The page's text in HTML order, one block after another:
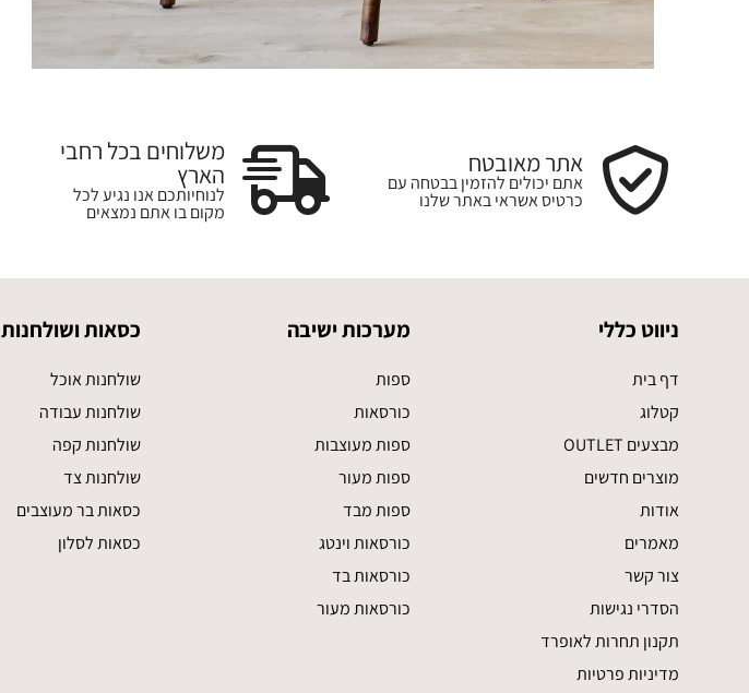
אתר מאובטח
אתם יכולים להזמין בבטחה עם
כרטיס אשראי באתר שלנו
משלוחים בכל רחבי
הארץ
לנוחיותכם אנו נגיע לכל
מקום בו אתם נמצאים
ניווט כללי
דף בית
קטלוג
מבצעים OUTLET
מוצרים חדשים
אודות
מאמרים
צור קשר
הסדרי נגישות
תקנון תחרות לאופרד
מדיניות פרטיות
מערכות ישיבה
ספות
כורסאות
ספות מעוצבות
ספות מעור
ספות מבד
כורסאות וינטג
כורסאות בד
כורסאות מעור
כסאות ושולחנות
שולחנות אוכל
שולחנות עבודה
שולחנות קפה
שולחנות צד
כסאות בר מעוצבים
כסאות לסלון